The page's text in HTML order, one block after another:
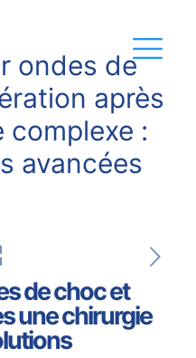
ondes de
après
complexe :
avancées
de choc et
une chirurgie